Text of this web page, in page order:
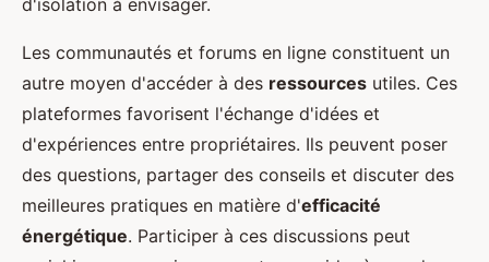
d'isolation à envisager.
Les communautés et forums en ligne constituent un
autre moyen d'accéder à des ressources utiles. Ces
plateformes favorisent l'échange d'idées et
d'expériences entre propriétaires. Ils peuvent poser
des questions, partager des conseils et discuter des
meilleures pratiques en matière d'efficacité
énergétique. Participer à ces discussions peut